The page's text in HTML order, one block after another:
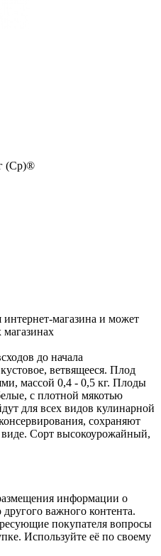
(Ср)®
интернет-магазина и может
магазинах
до начала
ветвящееся. Плод
массой 0,4 - 0,5 кг. Плоды
с плотной мякотью
для всех видов кулинарной
сохраняют
Сорт высокоурожайный,
информации о
важного контента.
покупателя вопросы
Используйте её по своему